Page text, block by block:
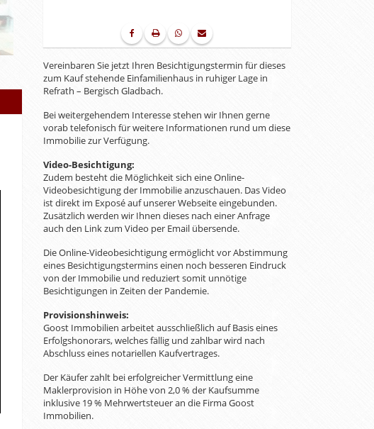
Vereinbaren Sie jetzt Ihren Besichtigungstermin für dieses
zum Kauf stehende Einfamilienhaus in ruhiger Lage in
Refrath – Bergisch Gladbach.
Bei weitergehendem Interesse stehen wir Ihnen gerne
vorab telefonisch für weitere Informationen rund um diese
Immobilie zur Verfügung.
Video-Besichtigung:
Zudem besteht die Möglichkeit sich eine Online-
Videobesichtigung der Immobilie anzuschauen. Das Video
ist direkt im Exposé auf unserer Webseite eingebunden.
Zusätzlich werden wir Ihnen dieses nach einer Anfrage
auch den Link zum Video per Email übersende.
Die Online-Videobesichtigung ermöglicht vor Abstimmung
eines Besichtigungstermins einen noch besseren Eindruck
von der Immobilie und reduziert somit unnötige
Besichtigungen in Zeiten der Pandemie.
Provisionshinweis:
Goost Immobilien arbeitet ausschließlich auf Basis eines
Erfolgshonorars, welches fällig und zahlbar wird nach
Abschluss eines notariellen Kaufvertrages.
Der Käufer zahlt bei erfolgreicher Vermittlung eine
Maklerprovision in Höhe von 2,0 % der Kaufsumme
inklusive 19 % Mehrwertsteuer an die Firma Goost
Immobilien.